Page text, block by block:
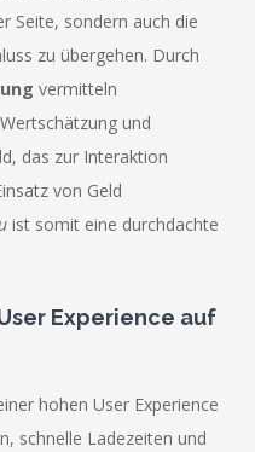
Seite, sondern auch die
zu übergehen. Durch
vermitteln
und
das zur Interaktion
von Geld
ist somit eine durchdachte
Experience auf
hohen User Experience
schnelle Ladezeiten und